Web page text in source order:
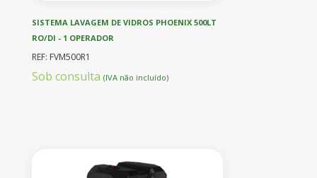
SISTEMA LAVAGEM DE VIDROS PHOENIX 500LT
RO/DI - 1 OPERADOR
REF: FVM500R1
Sob consulta (IVA não incluído)